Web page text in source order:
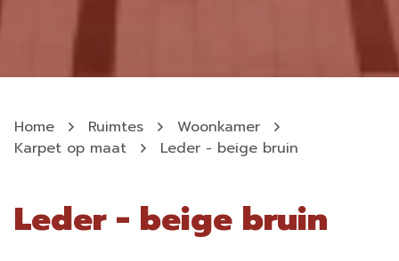
Home Ruimtes
Woonkamer
Karpet op maat
Leder - beige bruin
Leder - beige bruin